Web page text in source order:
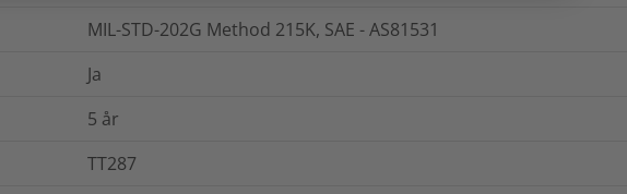
MIL-STD-202G Method 215K, SAE - AS81531
Ja
5 år
TT287